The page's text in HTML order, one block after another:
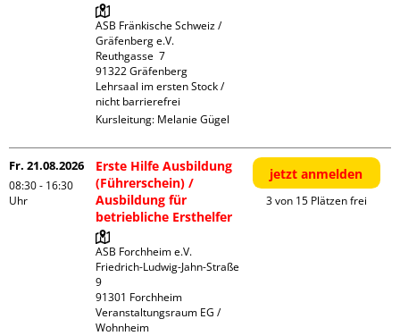
ASB Fränkische Schweiz /
Gräfenberg e.V.
Reuthgasse  7
91322 Gräfenberg
Lehrsaal im ersten Stock /
nicht barrierefrei
Kursleitung: Melanie Gügel
Fr. 21.08.2026
08:30 - 16:30
Uhr
Erste Hilfe Ausbildung
(Führerschein) /
Ausbildung für
betriebliche Ersthelfer
ASB Forchheim e.V.
Friedrich-Ludwig-Jahn-Straße
9
91301 Forchheim
Veranstaltungsraum EG /
Wohnheim
jetzt anmelden
3 von 15 Plätzen frei